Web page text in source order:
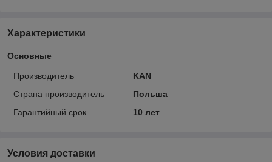
Характеристики
Основные
Производитель
KAN
Страна производитель
Польша
Гарантийный срок
10 лет
Условия доставки